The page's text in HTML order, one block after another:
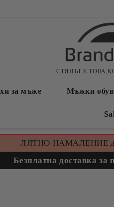
СТИЛЪТ Е
за мъже Мъжки
ЛЯТНО НАМАЛЕНИЕ
Безплатна доставка